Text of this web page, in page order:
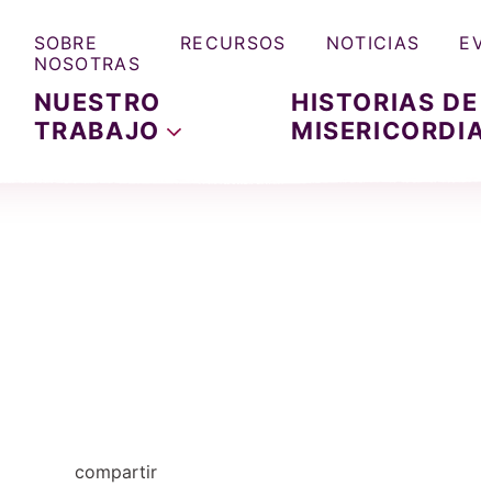
NUESTRO
TRABAJO
HISTORIAS DE
SOBRE
NOSOTRAS
RECURSOS NOTICIAS
compartir